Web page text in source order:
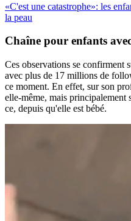
«C'est une catastrophe»: les
la peau
Chaîne pour enfants
Ces observations se confirment
avec plus de 17 millions de
ce moment. En effet, sur son
elle-même, mais principalement
ce, depuis qu'elle est bébé.